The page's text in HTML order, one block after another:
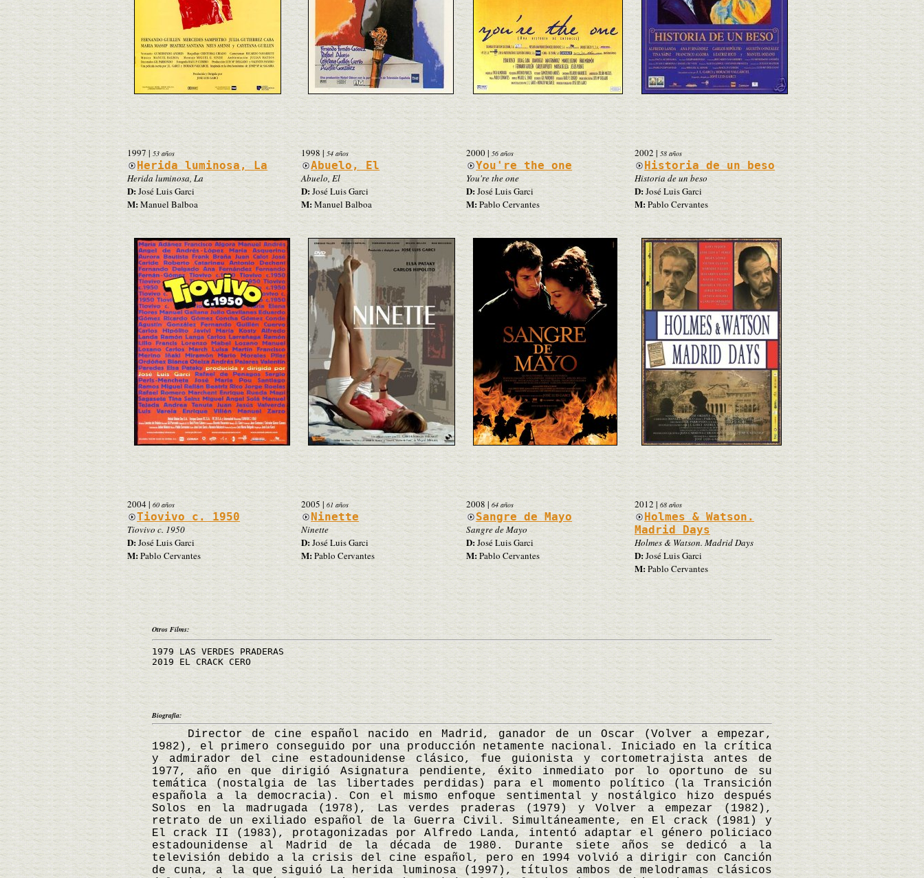
1997 | 53 años
Herida luminosa, La
Herida luminosa, La
D:José Luis Garci
M:Manuel Balboa
1998| 54 años
Abuelo, El
Abuelo, El
D: José Luis Garci
M: Manuel Balboa
2000| 56 años
You're the one
You're the one
D:José Luis Garci
M:Pablo Cervantes
2002 | 58 años
Historia de un beso
Historia de un beso
D:José Luis Garci
M: Pablo Cervantes
2004| 60 años
Tiovivo c. 1950
Tiovivo c. 1950
D:José Luis Garci
M:Pablo Cervantes
2005 | 61 años
Ninette
Ninette
D:José Luis Garci
M:Pablo Cervantes
2008 | 64 años
Sangre de Mayo
Sangre de Mayo
D:José Luis Garci
M:Pablo Cervantes
2012 | 68 años
Holmes & Watson.
Madrid Days
Holmes & Watson. Madrid Days
D:José Luis Garci
M:Pablo Cervantes
Otros Films:
1979 LAS VERDES PRADERAS
2019 EL CRACK CERO
Biografía:
Director de cine español nacido en Madrid, ganador de un Oscar (Volver a empezar,
1982), el primero conseguido por una producción netamente nacional. Iniciado en la crítica
y admirador del cine estadounidense clásico, fue guionista y cortometrajista antes de
1977, año en que dirigió Asignatura pendiente, éxito inmediato por lo oportuno de su
temática (nostalgia de las libertades perdidas) para el momento político (la Transición
española a la democracia). Con el mismo enfoque sentimental y nostálgico hizo después
Solos en la madrugada (1978), Las verdes praderas (1979) y Volver a empezar (1982),
retrato de un exiliado español de la Guerra Civil. Simultáneamente, en El crack (1981) y
El crack II (1983), protagonizadas por Alfredo Landa, intentó adaptar el género policiaco
estadounidense al Madrid de la década de 1980. Durante siete años se dedicó a la
televisión debido a la crisis del cine español, pero en 1994 volvió a dirigir con Canción
de cuna, a la que siguió La herida luminosa (1997), títulos ambos de melodramas clásicos